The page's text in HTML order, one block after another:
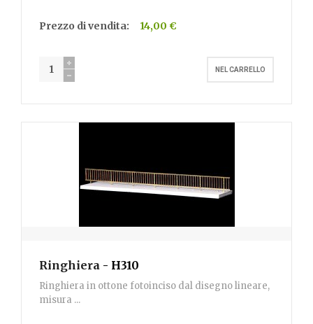
Prezzo di vendita: 14,00 €
Ringhiera - H310
Ringhiera in ottone fotoinciso dal disegno lineare,
misura ...